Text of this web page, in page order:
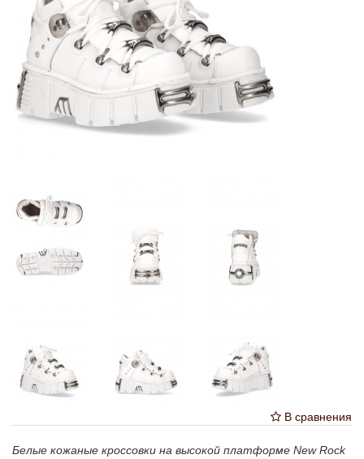
В сравнения
Белые кожаные кроссовки на высокой платформе New Rock